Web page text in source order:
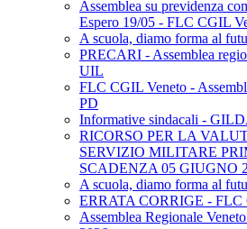
Assemblea su previdenza
Espero 19/05 - FLC CGIL
A scuola, diamo forma al
PRECARI - Assemblea
UIL
FLC CGIL Veneto -
PD
Informative sindacali -
RICORSO PER LA
SERVIZIO MILITARE
SCADENZA 05 GIUGNO
A scuola, diamo forma al
ERRATA CORRIGE - FLC
Assemblea Regionale